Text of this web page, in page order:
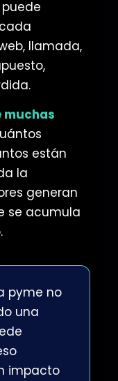
puede
llamada,
muchas
están
la
generan
se acumula
pyme no
una
impacto